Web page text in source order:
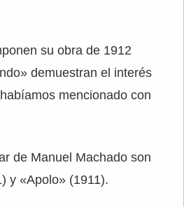
su obra de 1912
demuestran el interés
mencionado con
de Manuel Machado son
y «Apolo» (1911).